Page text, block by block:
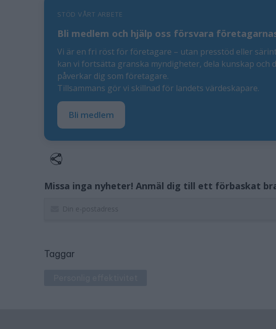
STÖD VÅRT ARBETE
Bli medlem och hjälp oss försvara
Vi är en fri röst för företagare – utan presstöd eller
kan vi fortsätta granska myndigheter, dela kunskap och
påverkar dig som företagare.
Tillsammans gör vi skillnad för landets värdeskapare.
Bli medlem
Missa inga nyheter! Anmäl dig till ett förbaskat
Taggar